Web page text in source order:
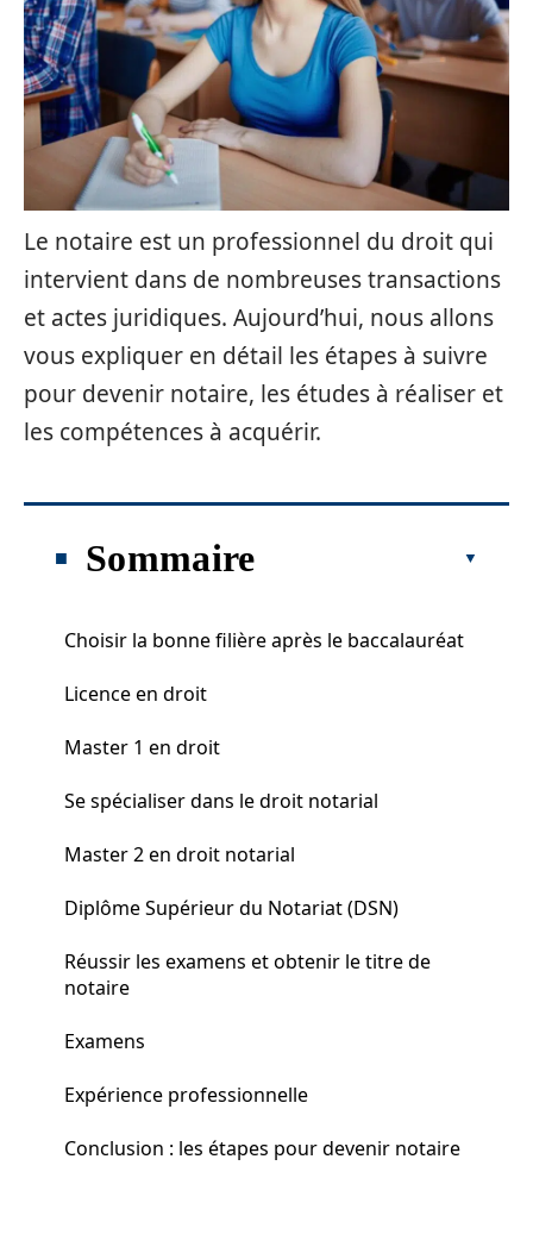
Le notaire est un professionnel du droit qui
intervient dans de nombreuses transactions
et actes juridiques. Aujourd’hui, nous allons
vous expliquer en détail les étapes à suivre
pour devenir notaire, les études à réaliser et
les compétences à acquérir.
Sommaire
Choisir la bonne filière après le baccalauréat
Licence en droit
Master 1 en droit
Se spécialiser dans le droit notarial
Master 2 en droit notarial
Diplôme Supérieur du Notariat (DSN)
Réussir les examens et obtenir le titre de
notaire
Examens
Expérience professionnelle
Conclusion : les étapes pour devenir notaire